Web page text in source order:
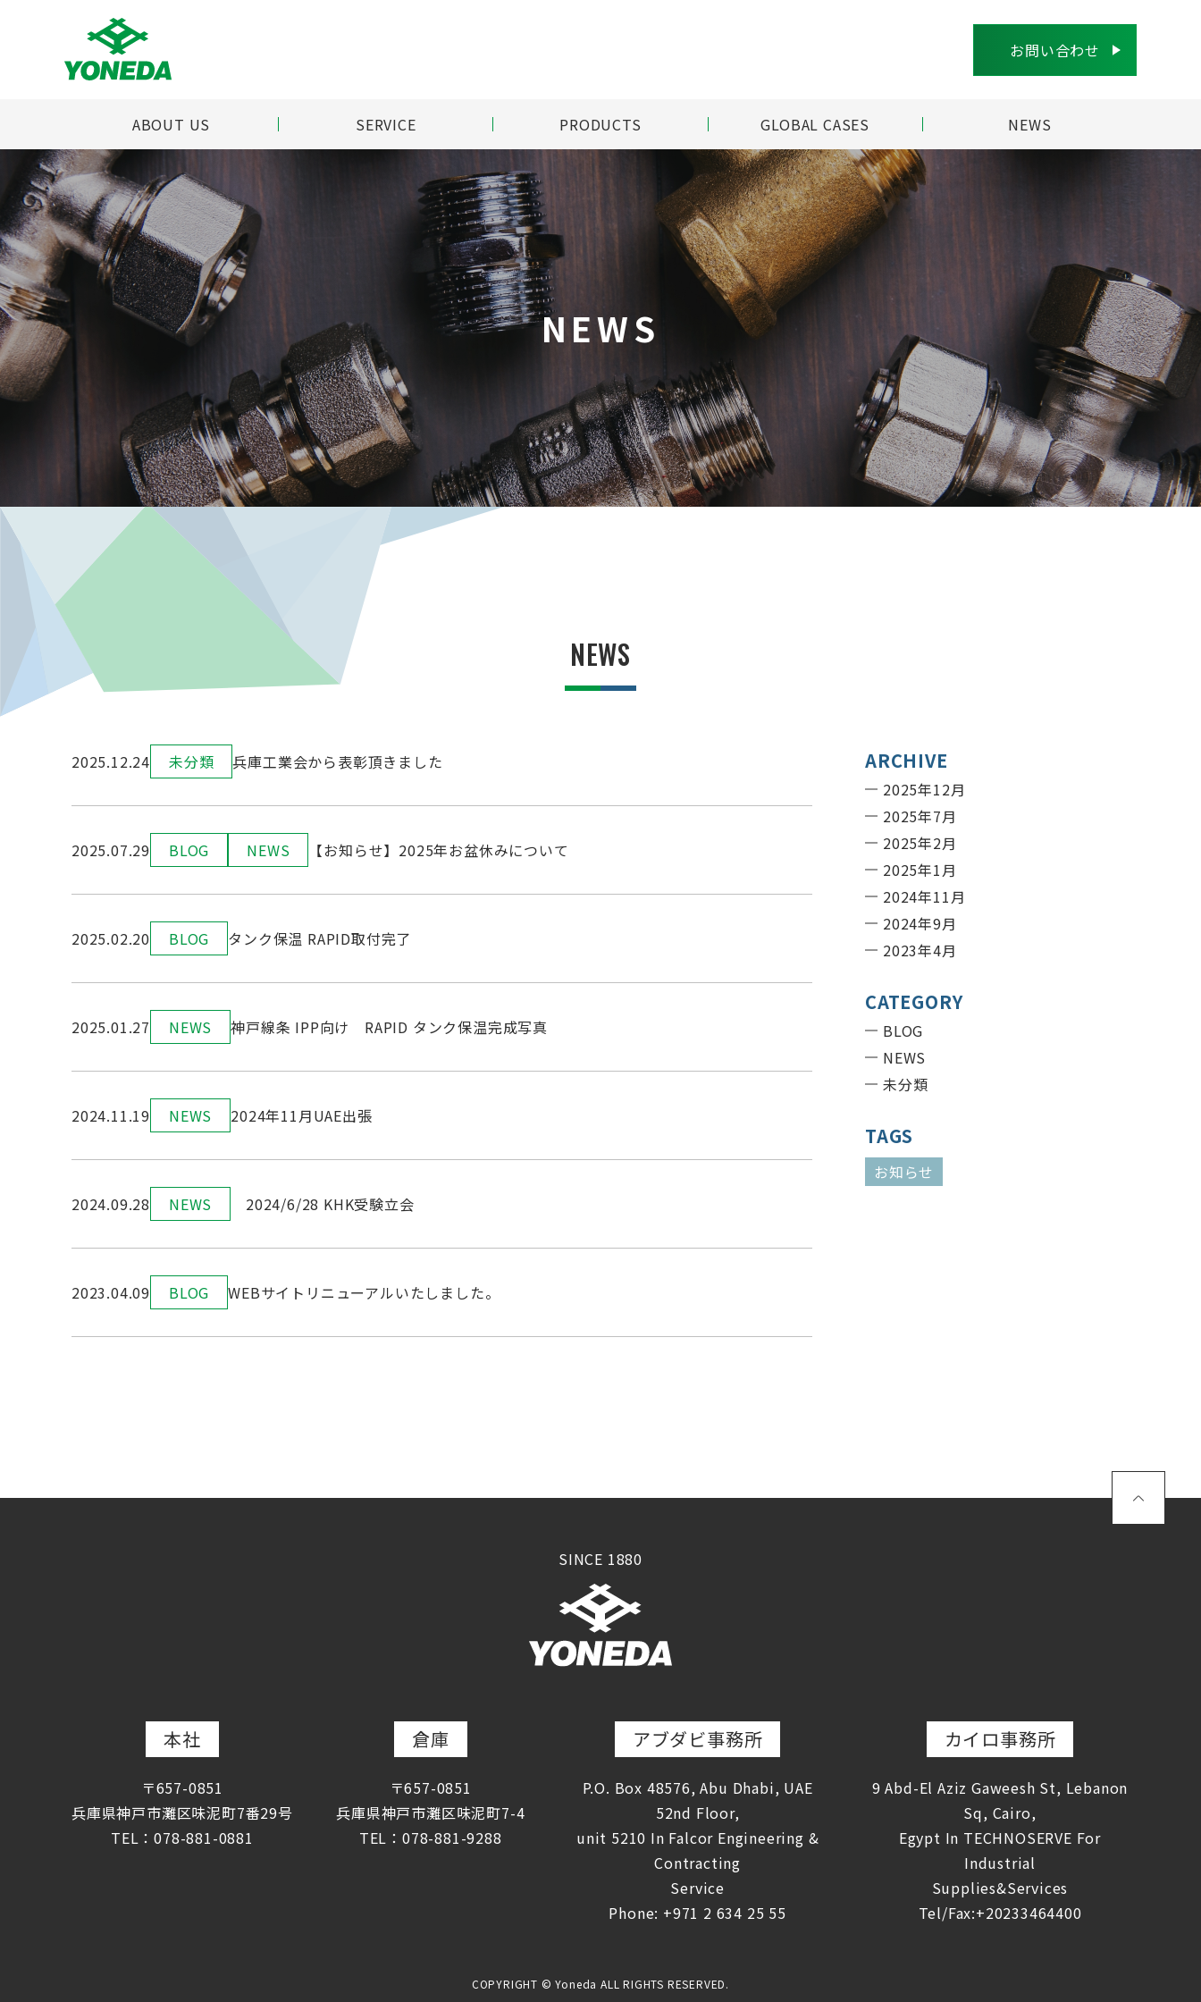
お問い合わせ
ABOUT US SERVICE PRODUCTS GLOBAL CASES NEWS
NEWS
NEWS
2025.12.24 未分類 兵庫工業会から表彰頂きました
2025.07.29 BLOG NEWS 【お知らせ】2025年お盆休みについて
2025.02.20 BLOG タンク保温 RAPID取付完了
2025.01.27 NEWS 神戸線条 IPP向け RAPID タンク保温完成写真
2024.11.19 NEWS 2024年11月UAE出張
2024.09.28 NEWS 2024/6/28 KHK受験立会
2023.04.09 BLOG WEBサイトリニューアルいたしました。
ARCHIVE
2025年12月
2025年7月
2025年2月
2025年1月
2024年11月
2024年9月
2023年4月
CATEGORY
BLOG
NEWS
未分類
TAGS
お知らせ
SINCE 1880
本社
〒657-0851
兵庫県神戸市灘区味泥町7番29号
TEL：078-881-0881
倉庫
〒657-0851
兵庫県神戸市灘区味泥町7-4
TEL：078-881-9288
アブダビ事務所
P.O. Box 48576, Abu Dhabi, UAE
52nd Floor,
unit 5210 In Falcor Engineering &
Contracting
Service
Phone: +971 2 634 25 55
カイロ事務所
9 Abd-El Aziz Gaweesh St, Lebanon
Sq, Cairo,
Egypt In TECHNOSERVE For
Industrial
Supplies&Services
Tel/Fax:+20233464400
COPYRIGHT © Yoneda ALL RIGHTS RESERVED.